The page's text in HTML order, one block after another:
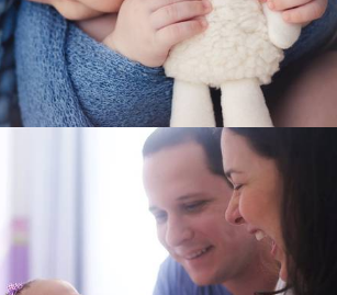
1755 0